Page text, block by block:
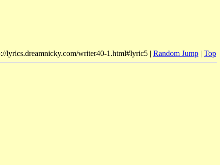
lyrics.dreamnicky.com/writer40-1.html#lyric5 | Random Jump | Top